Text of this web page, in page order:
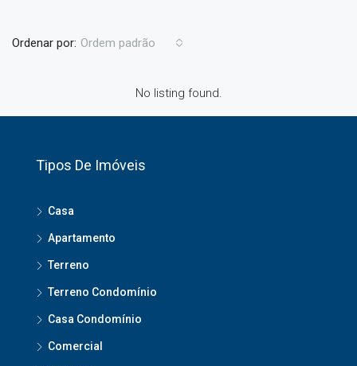
Ordenar por: Ordem padrão
No listing found.
Tipos De Imóveis
Casa
Apartamento
Terreno
Terreno Condomínio
Casa Condomínio
Comercial